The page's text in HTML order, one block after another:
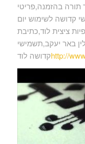
בהזמנה,פריטי
קדושה לשימוש יום
ציצית לוד,כתיבת
באר יעקב,תשמישי
קדושה לודhttp://